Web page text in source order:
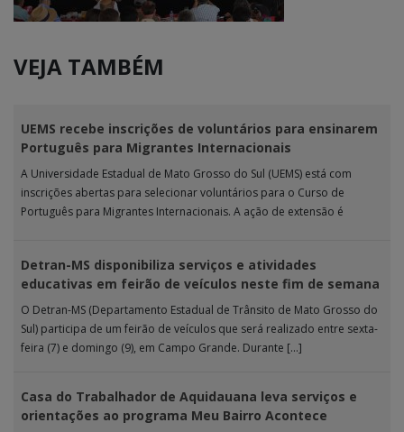
VEJA TAMBÉM
UEMS recebe inscrições de voluntários para ensinarem
Português para Migrantes Internacionais
A Universidade Estadual de Mato Grosso do Sul (UEMS) está com
inscrições abertas para selecionar voluntários para o Curso de
Português para Migrantes Internacionais. A ação de extensão é
Detran-MS disponibiliza serviços e atividades
educativas em feirão de veículos neste fim de semana
O Detran-MS (Departamento Estadual de Trânsito de Mato Grosso do
Sul) participa de um feirão de veículos que será realizado entre sexta-
feira (7) e domingo (9), em Campo Grande. Durante […]
Casa do Trabalhador de Aquidauana leva serviços e
orientações ao programa Meu Bairro Acontece